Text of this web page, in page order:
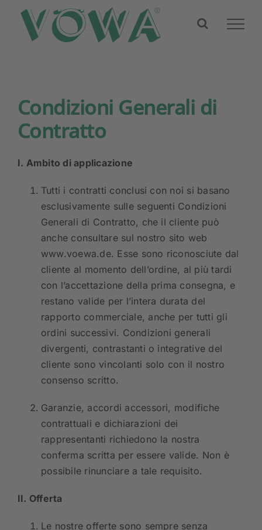
content
Condizioni Generali di
Contratto
I. Ambito di applicazione
Tutti i contratti conclusi con noi si basano
esclusivamente sulle seguenti Condizioni
Generali di Contratto, che il cliente può
anche consultare sul nostro sito web
www.voewa.de. Esse sono riconosciute dal
cliente al momento dell’ordine, al più tardi
con l’accettazione della prima consegna, e
restano valide per l’intera durata del
rapporto commerciale, anche per tutti gli
ordini successivi. Condizioni generali
divergenti, contrastanti o integrative del
cliente sono vincolanti solo con il nostro
consenso scritto.
Garanzie, accordi accessori, modifiche
contrattuali e dichiarazioni dei
rappresentanti richiedono la nostra
conferma scritta per essere valide. Non è
possibile rinunciare a tale requisito.
II. Offerta
Le nostre offerte sono sempre senza